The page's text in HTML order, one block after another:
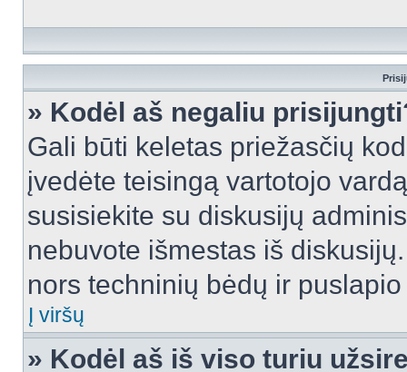
» Kodėl aš negaliu
Gali būti keletas priežasčių
įvedėte teisingą vartotojo
susisiekite su diskusijų
nebuvote išmestas iš
nors techninių bėdų ir
Į viršų
» Kodėl aš iš viso turiu